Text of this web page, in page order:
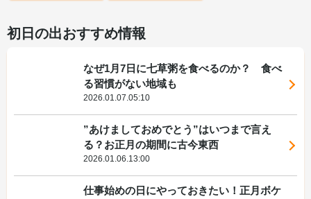
初日の出おすすめ情報
なぜ1月7日に七草粥を食べるのか？ 食べ
る習慣がない地域も
2026.01.07.05:10
”あけましておめでとう”はいつまで言え
る？お正月の期間に古今東西
2026.01.06.13:00
仕事始めの日にやっておきたい！正月ボケ